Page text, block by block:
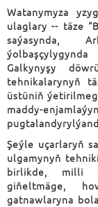
Watanymyza
ulaglary -- täze
saýasynda,
Galkynyşy
tehnikalarynyň
üstüniň
maddy-
Şeýle uçarlaryň
ulgamynyň
birlikde, milli
giňeltmäge,
gatnawlaryna